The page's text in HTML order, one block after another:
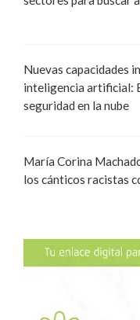
Nuevas capacidades
inteligencia artificial:
seguridad en la nube
María Corina
los cánticos racistas